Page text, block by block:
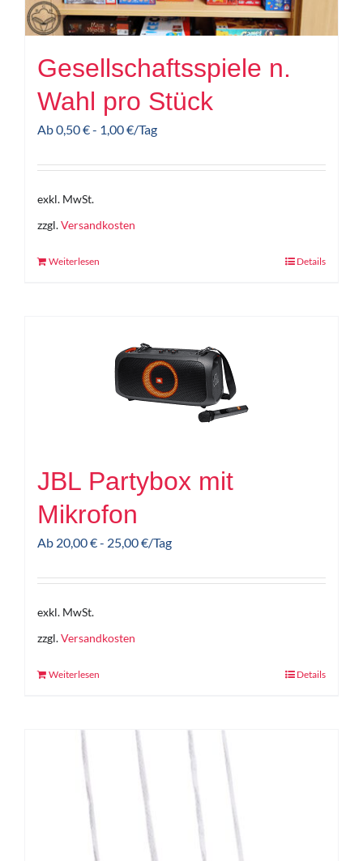
Gesellschaftsspiele n.
Wahl pro Stück
Ab0,50€- 1,00€/Tag
exkl. MwSt.
zzgl.Versandkosten
Weiterlesen Details
JBL Partybox mit
Mikrofon
Ab 20,00€- 25,00€/Tag
exkl. MwSt.
zzgl.Versandkosten
Weiterlesen Details